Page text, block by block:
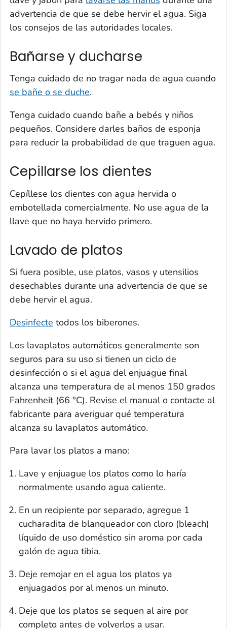
advertencia de que se debe hervir el agua. Siga
los consejos de las autoridades locales.
Bañarse y ducharse
Tenga cuidado de no tragar nada de agua cuando
se bañe o se duche.
Tenga cuidado cuando bañe a bebés y niños
pequeños. Considere darles baños de esponja
para reducir la probabilidad de que traguen agua.
Cepillarse los dientes
Cepíllese los dientes con agua hervida o
embotellada comercialmente. No use agua de la
llave que no haya hervido primero.
Lavado de platos
Si fuera posible, use platos, vasos y utensilios
desechables durante una advertencia de que se
debe hervir el agua.
Desinfecte todos los biberones.
Los lavaplatos automáticos generalmente son
seguros para su uso si tienen un ciclo de
desinfección o si el agua del enjuague final
alcanza una temperatura de al menos 150 grados
Fahrenheit (66 °C). Revise el manual o contacte al
fabricante para averiguar qué temperatura
alcanza su lavaplatos automático.
Para lavar los platos a mano:
Lave y enjuague los platos como lo haría
normalmente usando agua caliente.
En un recipiente por separado, agregue 1
cucharadita de blanqueador con cloro (bleach)
líquido de uso doméstico sin aroma por cada
galón de agua tibia.
Deje remojar en el agua los platos ya
enjuagados por al menos un minuto.
Deje que los platos se sequen al aire por
completo antes de volverlos a usar.